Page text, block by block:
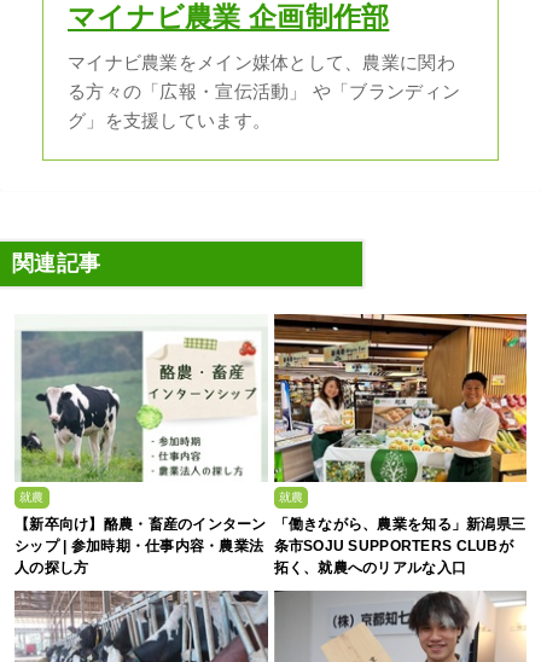
マイナビ農業 企画制作部
マイナビ農業をメイン媒体として、農業に関わ
る方々の「広報・宣伝活動」 や「ブランディン
グ」を支援しています。
関連記事
就農
【新卒向け】酪農・畜産のインターン
シップ | 参加時期・仕事内容・農業法
人の探し方
就農
「働きながら、農業を知る」新潟県三
条市SOJU SUPPORTERS CLUBが
拓く、就農へのリアルな入口